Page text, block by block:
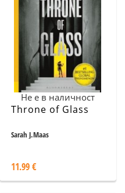
Не е в наличност
Throne of Glass
Sarah J.Maas
11.99 €